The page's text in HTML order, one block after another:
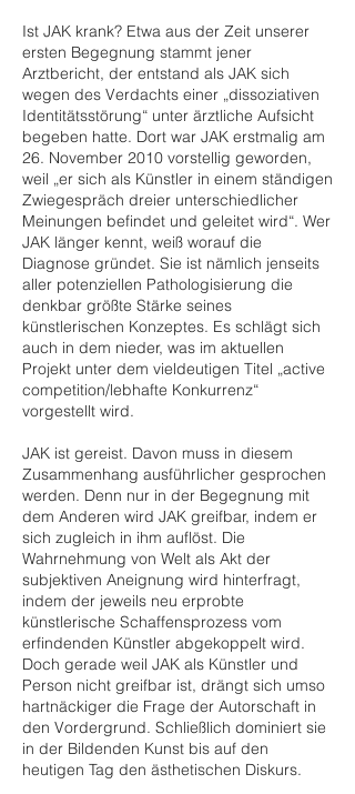
Ist JAK krank? Etwa aus der Zeit unserer
ersten Begegnung stammt jener
Arztbericht, der entstand als JAK sich
wegen des Verdachts einer „dissoziativen
Identitätsstörung“ unter ärztliche Aufsicht
begeben hatte. Dort war JAK erstmalig am
26. November 2010 vorstellig geworden,
weil „er sich als Künstler in einem ständigen
Zwiegespräch dreier unterschiedlicher
Meinungen befindet und geleitet wird“. Wer
JAK länger kennt, weiß worauf die
Diagnose gründet. Sie ist nämlich jenseits
aller potenziellen Pathologisierung die
denkbar größte Stärke seines
künstlerischen Konzeptes. Es schlägt sich
auch in dem nieder, was im aktuellen
Projekt unter dem vieldeutigen Titel „active
competition/lebhafte Konkurrenz“
vorgestellt wird.
JAK ist gereist. Davon muss in diesem
Zusammenhang ausführlicher gesprochen
werden. Denn nur in der Begegnung mit
dem Anderen wird JAK greifbar, indem er
sich zugleich in ihm auflöst. Die
Wahrnehmung von Welt als Akt der
subjektiven Aneignung wird hinterfragt,
indem der jeweils neu erprobte
künstlerische Schaffensprozess vom
erfindenden Künstler abgekoppelt wird.
Doch gerade weil JAK als Künstler und
Person nicht greifbar ist, drängt sich umso
hartnäckiger die Frage der Autorschaft in
den Vordergrund. Schließlich dominiert sie
in der Bildenden Kunst bis auf den
heutigen Tag den ästhetischen Diskurs.